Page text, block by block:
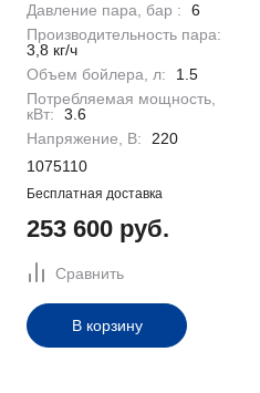
Давление пара, бар :
6
Производительность пара:
3,8 кг/ч
Объем бойлера, л:
1.5
Потребляемая мощность,
кВт:
3.6
Напряжение, В:
220
1075110
Бесплатная доставка
253 600 руб.
Сравнить
В корзину